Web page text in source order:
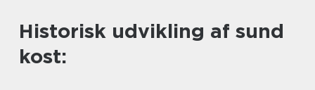
Historisk udvikling af sund
kost: